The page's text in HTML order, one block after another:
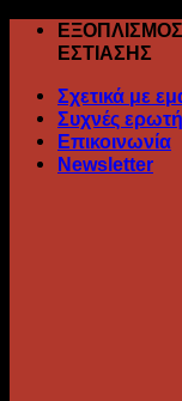
Skip
ΕΣΤΙΑΣΗΣ
Σχετικά με
Συχνές
Επικοινωνία
Newsletter